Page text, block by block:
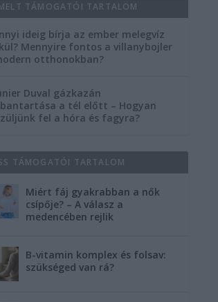
TÁMOGATÓI TARTALOM
ideig bírja az ember melegvíz
Mennyire fontos a villanybojler
otthonokban?
Duval gázkazán
a tél előtt – Hogyan
fel a hóra és fagyra?
TÁMOGATÓI TARTALOM
Miért fáj gyakrabban a nők
csípője? – A válasz a
medencében rejlik
B-vitamin komplex és folsav:
szükséged van rá?